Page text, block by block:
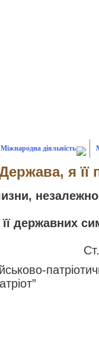
Міжнародна діяльність
я її
державних